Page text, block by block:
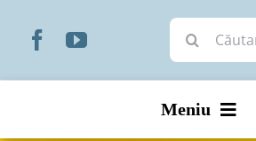
Cautare...
Meniu